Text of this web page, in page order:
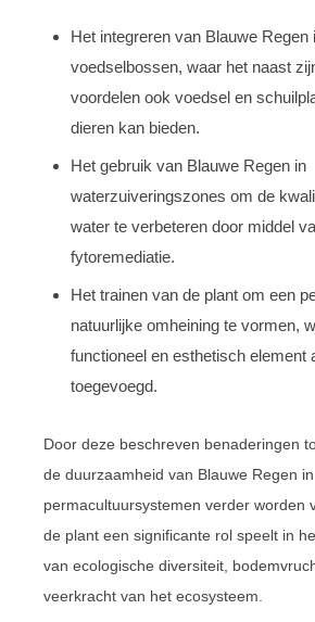
Het integreren van Blauwe Regen
voedselbossen, waar het naast
voordelen ook voedsel en
dieren kan bieden.
Het gebruik van Blauwe Regen in
waterzuiveringszones om de
water te verbeteren door middel
fytoremediatie.
Het trainen van de plant om een
natuurlijke omheining te vormen,
functioneel en esthetisch element
toegevoegd.
Door deze beschreven benaderingen
de duurzaamheid van Blauwe Regen in
permacultuursystemen verder worden
de plant een significante rol speelt in
van ecologische diversiteit,
veerkracht van het ecosysteem.